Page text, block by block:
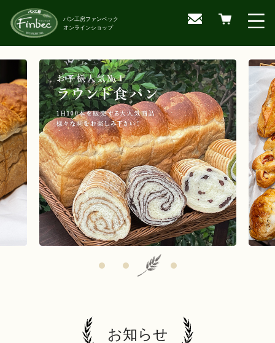
パン工房ファンベック
オンラインショップ
お知らせ